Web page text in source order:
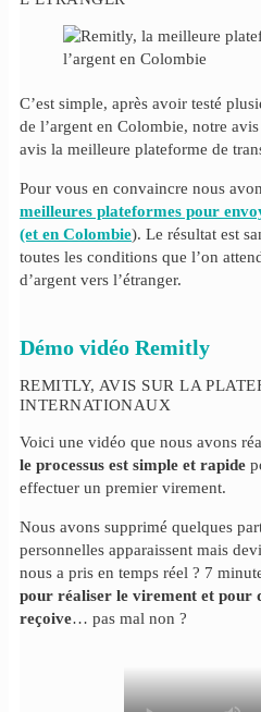
C’est simple, après avoir testé
de l’argent en Colombie, notre
avis la meilleure plateforme de
Pour vous en convaincre nous
meilleures plateformes pour
(et en Colombie). Le résultat est
toutes les conditions que l’on
d’argent vers l’étranger.
Démo vidéo Remitly
REMITLY, AVIS SUR LA
INTERNATIONAUX
Voici une vidéo que nous avons
le processus est simple et rapide
effectuer un premier virement.
Nous avons supprimé quelques
personnelles apparaissent mais
nous a pris en temps réel ? 7
pour réaliser le virement et pour
reçoive… pas mal non ?